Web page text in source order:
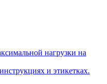
нагрузки на
и этикетках.